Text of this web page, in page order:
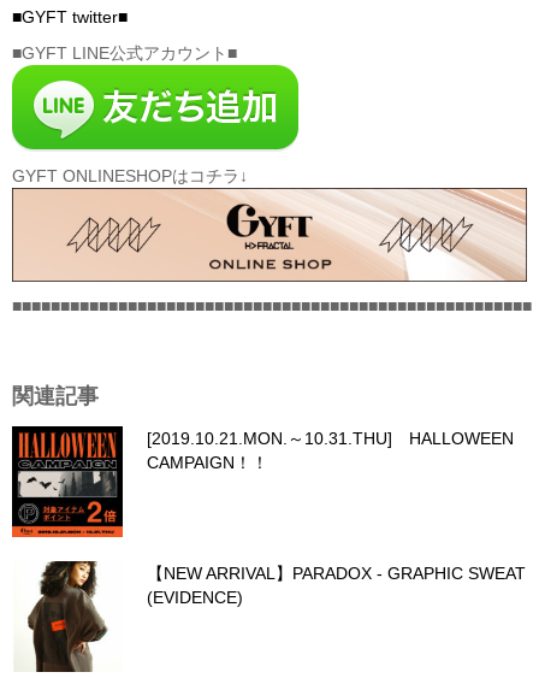
■GYFT twitter■
■GYFT LINE公式アカウント■
GYFT ONLINESHOPはコチラ↓
■■■■■■■■■■■■■■■■■■■■■■■■■■■■■■■■■■■■■■■■■■■■■■■■■■■■■■
関連記事
[2019.10.21.MON.～10.31.THU] HALLOWEEN
CAMPAIGN！！
【NEW ARRIVAL】PARADOX - GRAPHIC SWEAT
(EVIDENCE)